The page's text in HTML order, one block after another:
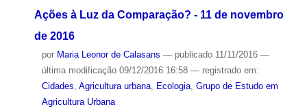
Ações à Luz da Comparação? - 11 de novembro
de 2016
por Maria Leonor de Calasans — publicado11/11/2016 —
última modificação09/12/2016 16:58 — registrado em:
Cidades Agricultura urbana, Ecologia, Grupo de Estudo em
Agricultura Urbana